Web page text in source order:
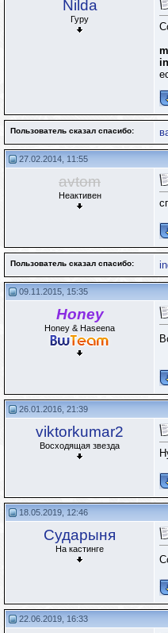
Nilda
Гуру
Пользователь сказал cпасибо:
27.02.2014, 11:55
avtom
Неактивен
Пользователь сказал cпасибо:
09.11.2015, 15:35
Honey
Honey & Haseena
26.01.2016, 21:39
viktorkumar2
Восходящая звезда
18.05.2019, 12:46
Сударыня
На кастинге
22.06.2019, 16:33